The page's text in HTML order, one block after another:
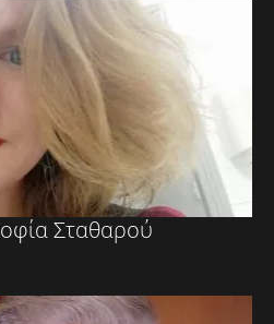
Σταθαρού